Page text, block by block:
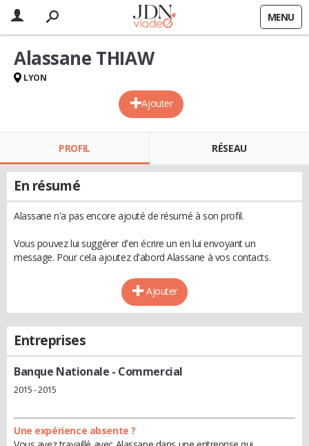
MENU
Ajouter
Alassane THIAW
LYON
PROFIL RÉSEAU
En résumé
Alassane n'a pas encore ajouté de résumé à son profil.
Vous pouvez lui suggérer d'en écrire un en lui envoyant un
message. Pour cela ajoutez d'abord Alassane à vos contacts.
Ajouter
Entreprises
Banque Nationale - Commercial
2015 - 2015
Une expérience absente ?